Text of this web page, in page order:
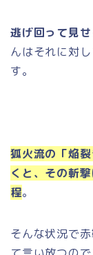
逃げ回って見
んはそれに対
す。
狐火流の「焔
くと、その斬
程。
そんな状況で